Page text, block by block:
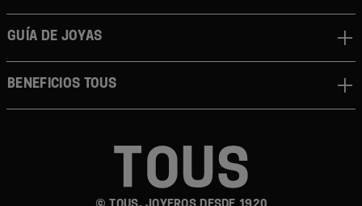
Guía de joyas
Beneficios TOUS